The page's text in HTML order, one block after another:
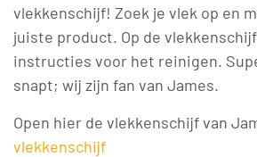
vlekkenschijf! Zoek je vlek op en
juiste product. Op de
instructies voor het reinigen.
snapt; wij zijn fan van James.
Open hier de vlekkenschijf van
vlekkenschijf